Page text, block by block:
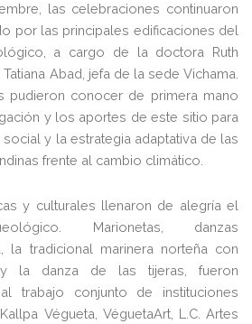
las celebraciones continuaron
por las principales edificaciones del
a cargo de la doctora Ruth
Abad, jefa de la sede Vichama.
pudieron conocer de primera mano
y los aportes de este sitio para
y la estrategia adaptativa de las
frente al cambio climático.
y culturales llenaron de alegría el
Marionetas, danzas
la tradicional marinera norteña con
la danza de las tijeras, fueron
trabajo conjunto de instituciones
Végueta, VéguetaArt, L.C. Artes